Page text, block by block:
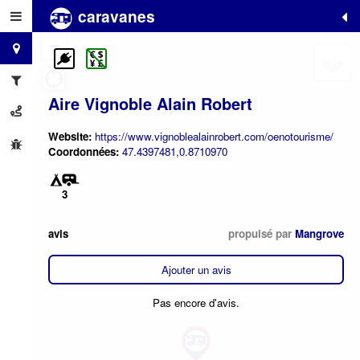
caravanes
Aire Vignoble Alain Robert
Website: https://www.vignoblealainrobert.com/oenotourisme/
Coordonnées: 47.4397481,0.8710970
3
avis propulsé par Mangrove
Ajouter un avis
Pas encore d'avis.
+
−